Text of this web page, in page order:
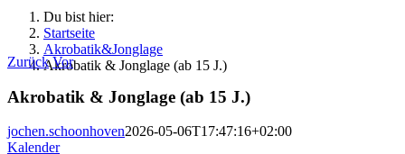
Du bist hier:
Startseite
Akrobatik&Jonglage
Akrobatik & Jonglage (ab 15 J.)
Zurück Vor
Akrobatik & Jonglage (ab 15 J.)
jochen.schoonhoven2026-05-06T17:47:16+02:00
Kalender